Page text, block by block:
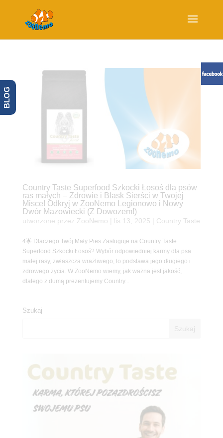
Country Taste Superfood Szkocki Łosoś dla psów
ras małych – Zdrowie i Blask Sierści w Twojej
Misce! Odkryj w ZooNemo Legionowo i Nowy
Dwór Mazowiecki (Z Dowozem!)
utworzone przez ZooNemo lis 13, 2025 Country Taste
4🌟 Dlaczego Twój Mały Pies Zasługuje na Country Taste
Superfood Szkocki Łosoś? Wybór odpowiedniej karmy dla psa
małej rasy, zwłaszcza wrażliwego, to podstawa jego długiego i
zdrowego życia. W ZooNemo wiemy, jak ważna jest jakość,
dlatego z dumą prezentujemy Country...
Szukaj
BLOG